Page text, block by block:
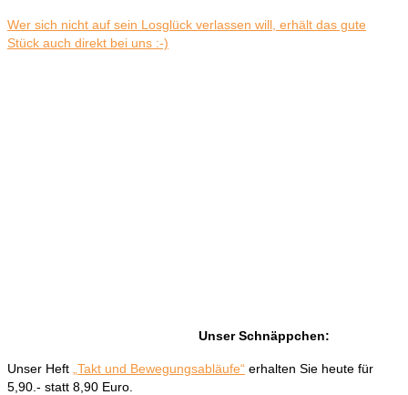
Wer sich nicht auf sein Losglück verlassen will, erhält das gute
Stück auch direkt bei uns :-)
Unser Schnäppchen:
Unser Heft „Takt und Bewegungsabläufe“ erhalten Sie heute für
5,90.- statt 8,90 Euro.